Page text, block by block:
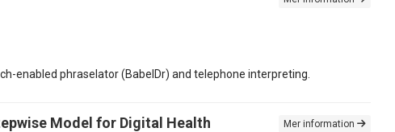
enabled phraselator (BabelDr) and telephone interpreting.
Model for Digital Health Mer information